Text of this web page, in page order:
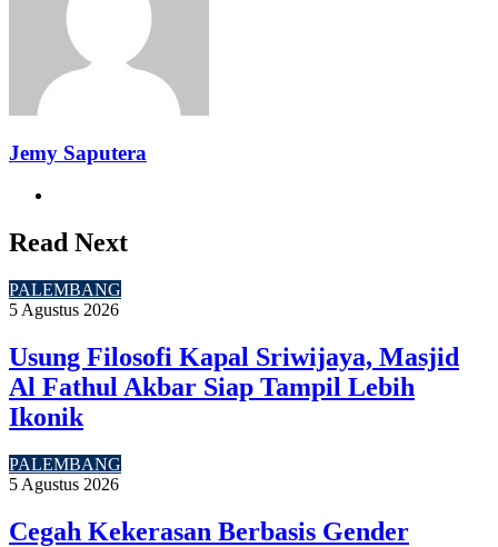
Jemy Saputera
Read Next
PALEMBANG
5 Agustus 2026
Usung Filosofi Kapal Sriwijaya, Masjid
Al Fathul Akbar Siap Tampil Lebih
Ikonik
PALEMBANG
5 Agustus 2026
Cegah Kekerasan Berbasis Gender